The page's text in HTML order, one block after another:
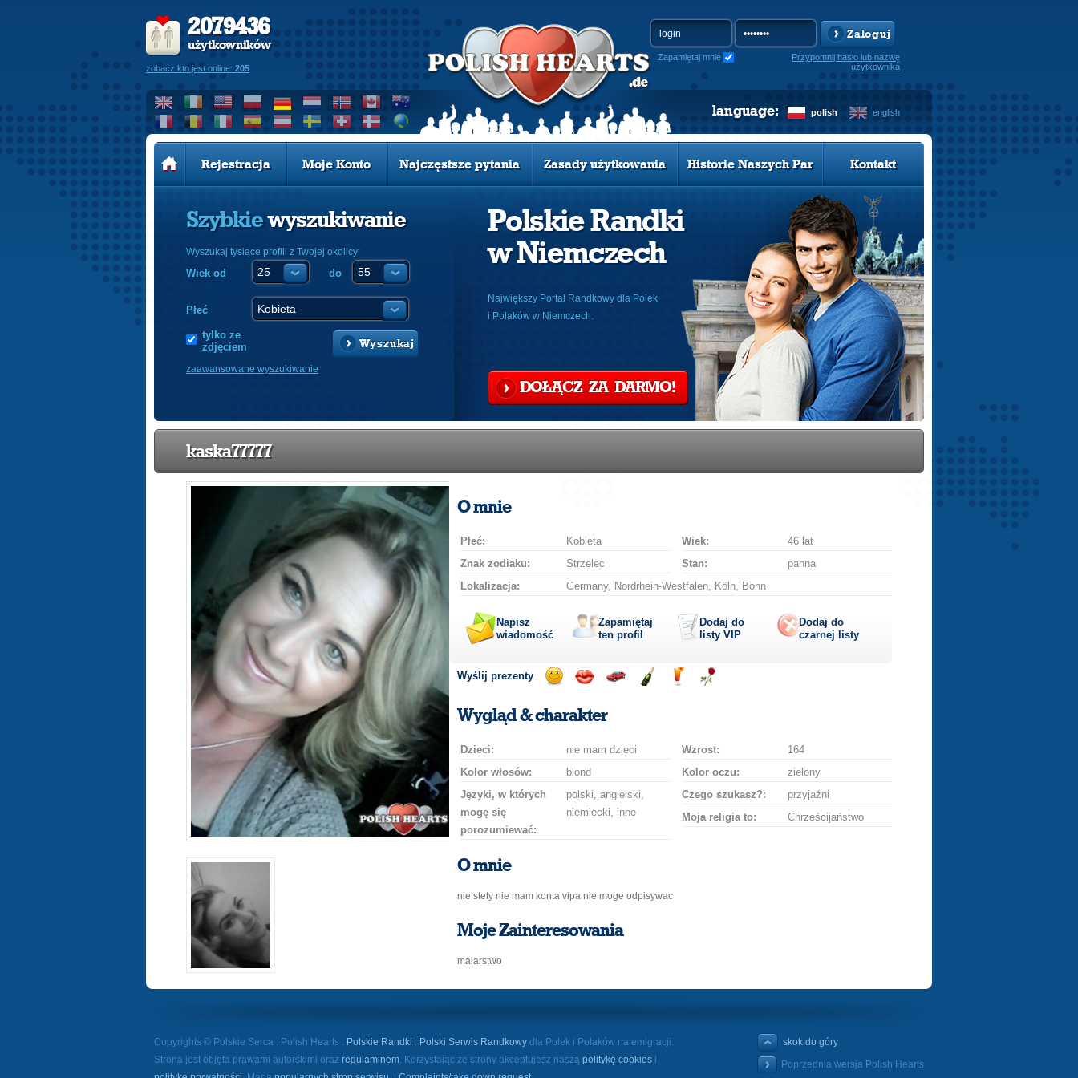
2079436
użytkowników
zobacz kto jest online: 205
Zaloguj
Zapamiętaj mnie
Przypomnij hasło lub nazwę
użytkownika
polish english
language:
Rejestracja Moje Konto Najczęstsze pytania Zasady użytkowania Historie Naszych Par Kontakt
Szybkiewyszukiwanie
Wyszukaj tysiące profili z Twojej okolicy:
Wiek od do
Płeć
tylko ze
zdjęciem
Wyszukaj
zaawansowane wyszukiwanie
Polskie Randki
w Niemczech
Największy Portal Randkowy dla Polek
i Polaków w Niemczech.
DOŁĄCZ ZA DARMO!
kaska77777
O mnie
Płeć: Kobieta Wiek:
46 lat
Znak zodiaku:
Strzelec Stan:
panna
Lokalizacja:
Germany, Nordrhein-Westfalen, Köln, Bonn
Napisz
wiadomość
Zapamiętaj
ten profil
Dodaj do
listy VIP
Dodaj do
czarnej listy
Wyślij prezenty
uśmiechbuziaka
Wygląd & charakter
Dzieci: nie mam dzieci Wzrost:
164
Kolor włosów:
blond Kolor oczu:
zielony
Języki, w których
mogę się
porozumiewać:
polski, angielski,
niemiecki, inne
Czego szukasz?:
przyjaźni
Moja religia to:
Chrześcijaństwo
O mnie
nie stety nie mam konta vipa nie moge odpisywac
Moje Zainteresowania
malarstwo
Copyrights © Polskie Serca : Polish Hearts : Polskie Randki : Polski Serwis Randkowy dla Polek i Polaków na emigracji.
Strona jest objęta prawami autorskimi oraz regulaminem . Korzystając ze strony akceptujesz naszą politykę cookies i
skok do góry
Poprzednia wersja Polish Hearts